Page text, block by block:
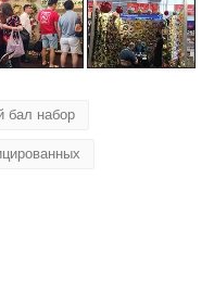
бал набор